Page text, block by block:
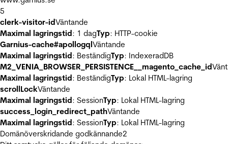
5
clerk-visitor-idVäntande
Maximal lagringstid: 1 dagTyp: HTTP-cookie
Garnius-cache#apollogqlVäntande
Maximal lagringstid: BeständigTyp: IndexeradDB
M2_VENIA_BROWSER_PERSISTENCE__magento_cache_id
Maximal lagringstid: BeständigTyp: Lokal HTML-lagring
scrollLockVäntande
Maximal lagringstid: SessionTyp: Lokal HTML-lagring
success_login_redirect_pathVäntande
Maximal lagringstid: SessionTyp: Lokal HTML-lagring
Domänöverskridande godkännande2